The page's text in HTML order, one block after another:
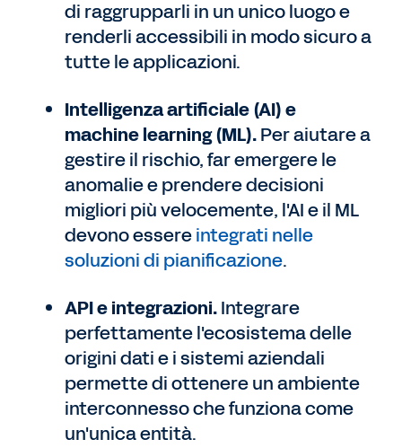
di raggrupparli in un unico luogo e
renderli accessibili in modo sicuro a
tutte le applicazioni.
Intelligenza artificiale (AI) e
machine learning (ML).Per aiutare a
gestire il rischio, far emergere le
anomalie e prendere decisioni
migliori più velocemente, l'AI e il ML
devono essereintegrati nelle
soluzioni di pianificazione.
API e integrazioni.Integrare
perfettamente l'ecosistema delle
origini dati e i sistemi aziendali
permette di ottenere un ambiente
interconnesso che funziona come
un'unica entità.